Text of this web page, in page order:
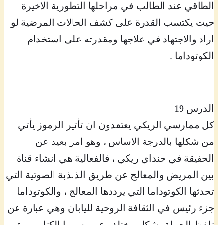
الطاقي عند الطالب في مراحلها التطورية الاخيرة
حيث يكتسب القدرة على كشف الحالات المرضية لو
اراد والاجتهاد في علاجها ومقدرته على استخدام
الكوتوداما .
الدرس 19
كل ممارسي الريكي يعتقدون ان تأثير الرموز يأتي
من شكلها بالدرجة الاساس ، وهو امر بعيد عن
الحقيقة في جنداي ريكي ، فالفعالية هي انشاء قناة
بين المريض والمعالج عن طريق الذبذبة الصوتية التي
تحدثها الكوتوداما التي يرددها المعالج ، والكوتوداما
جزء رئيس في الثقافة الروحية لليابان وهي عبارة عن